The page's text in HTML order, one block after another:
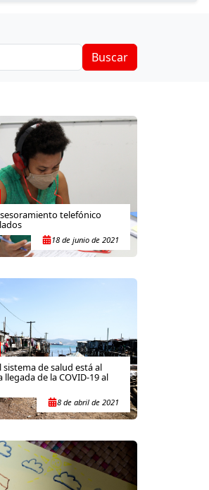
Buscar
telefónico
18 de junio de 2021
sistema de salud está al
de la COVID-19 al
8 de abril de 2021